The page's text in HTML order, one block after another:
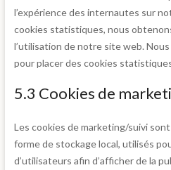
l’expérience des internautes sur
cookies statistiques, nous
l’utilisation de notre site web.
pour placer des cookies
5.3 Cookies de
Les cookies de marketing/suivi
forme de stockage local, utilisés
d’utilisateurs afin d’afficher de la